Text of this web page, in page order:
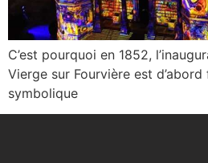
C’est pourquoi en 1852,
Vierge sur Fourvière est
symbolique